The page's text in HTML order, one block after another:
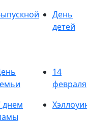
День
детей
14
февраля
днем